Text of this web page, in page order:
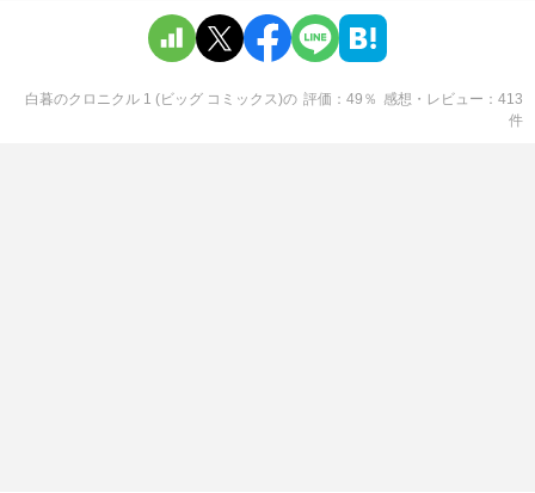
白暮のクロニクル 1 (ビッグ コミックス)の 評価 49 ％ 感想・レビュー
413
件